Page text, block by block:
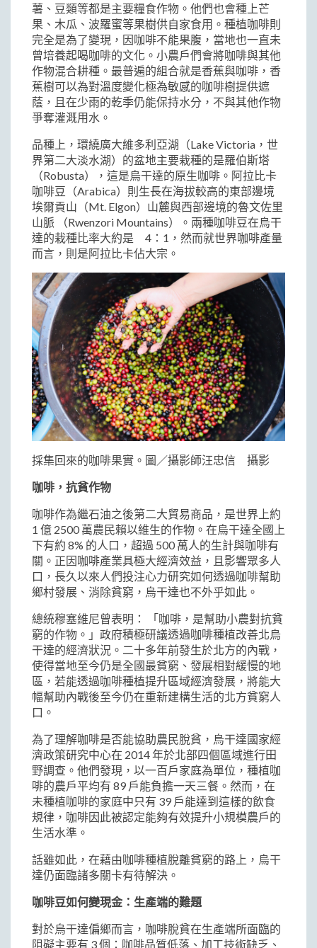
薯、豆類等都是主要糧食作物。他們也會種上芒
果、木瓜、波羅蜜等果樹供自家食用。種植咖啡則
完全是為了變現，因咖啡不能果腹，當地也一直未
曾培養起喝咖啡的文化。小農戶們會將咖啡與其他
作物混合耕種。最普遍的組合就是香蕉與咖啡，香
蕉樹可以為對溫度變化極為敏感的咖啡樹提供遮
蔭，且在少雨的乾季仍能保持水分，不與其他作物
爭奪灌溉用水。
品種上，環繞廣大維多利亞湖（Lake Victoria，世
界第二大淡水湖）的盆地主要栽種的是羅伯斯塔
（Robusta），這是烏干達的原生咖啡。阿拉比卡
咖啡豆（Arabica）則生長在海拔較高的東部邊境
埃爾貢山（Mt. Elgon）山麓與西部邊境的魯文佐里
山脈 （Rwenzori Mountains）。兩種咖啡豆在烏干
達的栽種比率大約是 4：1，然而就世界咖啡產量
而言，則是阿拉比卡佔大宗。
採集回來的咖啡果實。圖／攝影師汪忠信 攝影
咖啡，抗貧作物
咖啡作為繼石油之後第二大貿易商品，是世界上約
1 億 2500 萬農民賴以維生的作物。在烏干達全國上
下有約 8% 的人口，超過 500 萬人的生計與咖啡有
關。正因咖啡產業具極大經濟效益，且影響眾多人
口，長久以來人們投注心力研究如何透過咖啡幫助
鄉村發展、消除貧窮，烏干達也不外乎如此。
總統穆塞維尼曾表明： 「咖啡，是幫助小農對抗貧
窮的作物。」政府積極研議透過咖啡種植改善北烏
干達的經濟狀況。二十多年前發生於北方的內戰，
使得當地至今仍是全國最貧窮、發展相對緩慢的地
區，若能透過咖啡種植提升區域經濟發展，將能大
幅幫助內戰後至今仍在重新建構生活的北方貧窮人
口。
為了理解咖啡是否能協助農民脫貧，烏干達國家經
濟政策研究中心在 2014 年於北部四個區域進行田
野調查。他們發現，以一百戶家庭為單位，種植咖
啡的農戶平均有 89 戶能負擔一天三餐。然而，在
未種植咖啡的家庭中只有 39 戶能達到這樣的飲食
規律，咖啡因此被認定能夠有效提升小規模農戶的
生活水準。
話雖如此，在藉由咖啡種植脫離貧窮的路上，烏干
達仍面臨諸多關卡有待解決。
咖啡豆如何變現金：生產端的難題
對於烏干達偏鄉而言，咖啡脫貧在生產端所面臨的
阻礙主要有 3 個：咖啡品質低落、加工技術缺乏、